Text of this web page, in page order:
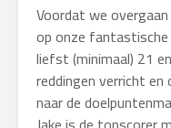
Voordat we
op onze
liefst (minimaal) 21
reddingen verricht
naar de